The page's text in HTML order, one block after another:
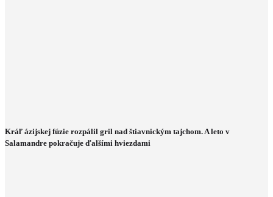
Kráľ ázijskej fúzie rozpálil gril nad štiavnickým tajchom. A leto v
Salamandre pokračuje ďalšími hviezdami